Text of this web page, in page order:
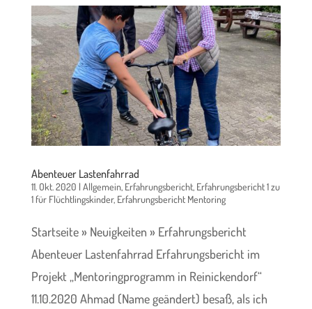
Abenteuer Lastenfahrrad
11. Okt. 2020 | Allgemein, Erfahrungsbericht, Erfahrungsbericht 1 zu
1 für Flüchtlingskinder, Erfahrungsbericht Mentoring
Startseite » Neuigkeiten » Erfahrungsbericht
Abenteuer Lastenfahrrad Erfahrungsbericht im
Projekt „Mentoringprogramm in Reinickendorf“
11.10.2020 Ahmad (Name geändert) besaß, als ich